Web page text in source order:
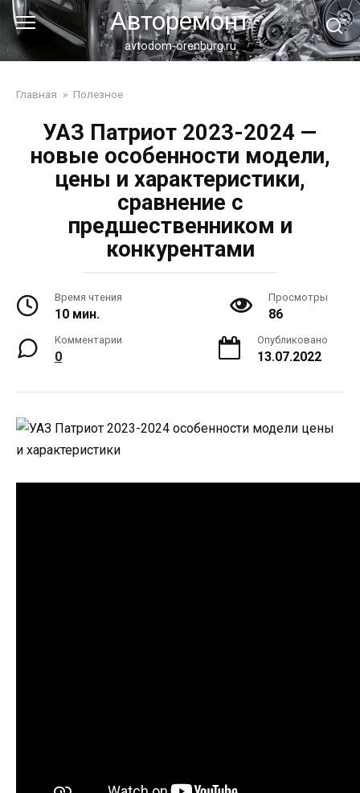
Перейти
к
контенту
Авторемонт
avtodom-orenburg.ru
Главная » Полезное
УАЗ Патриот 2023-2024 —
новые особенности модели,
цены и характеристики,
сравнение с
предшественником и
конкурентами
Время чтения
10 мин.
Просмотры
86
Комментарии
0
Опубликовано
13.07.2022